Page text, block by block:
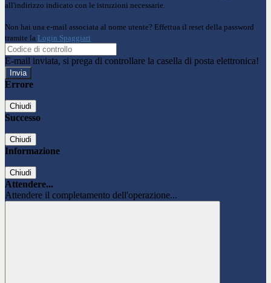
all'indirizzo indicato con le istruzioni necessarie.
Non hai una e-mail associata al nome utente? Effettua il reset della password
tramite la Login Spaggiari
E-mail inviata, si prega di controllare la casella di posta elettronica!
Errore
Chiudi
Successo
Chiudi
Informazione
Chiudi
Attendere...
Attendere il completamento dell'operazione...